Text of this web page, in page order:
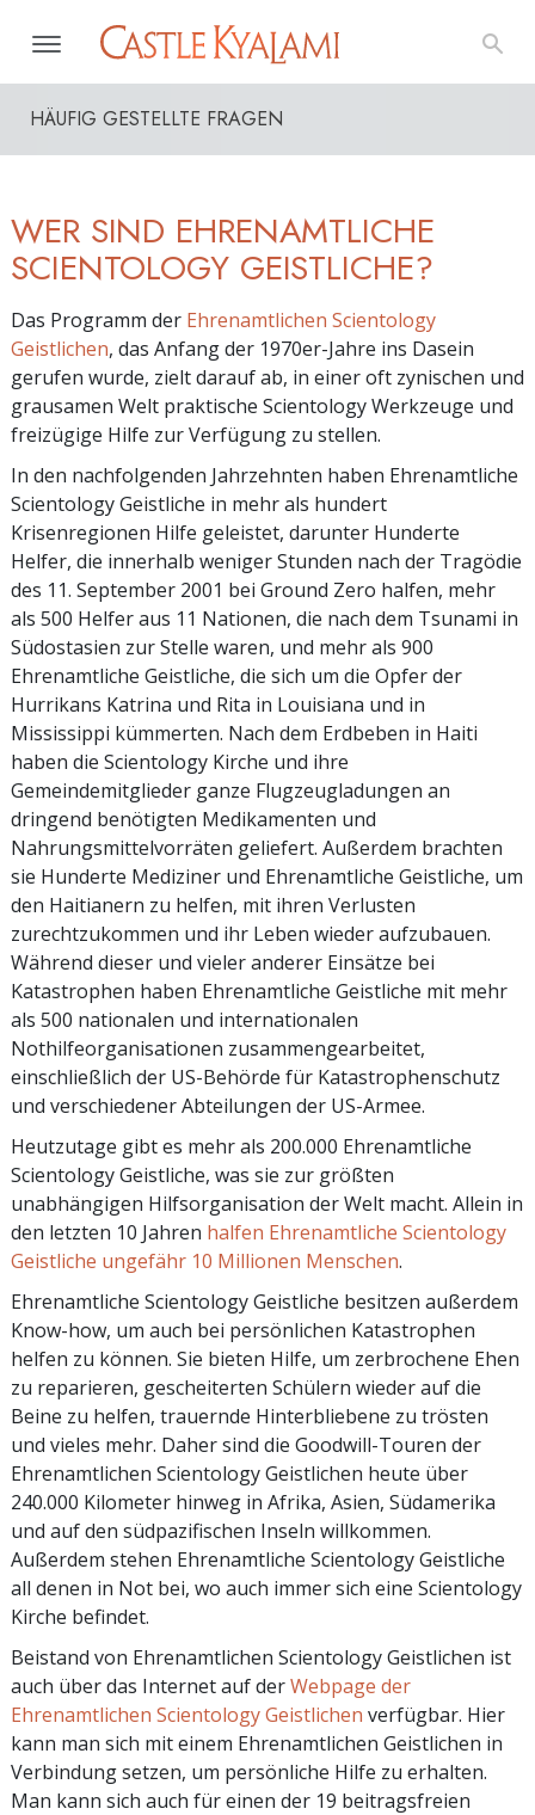
HÄUFIG GESTELLTE FRAGEN
WER SIND EHRENAMTLICHE
SCIENTOLOGY GEISTLICHE?
Das Programm der Ehrenamtlichen Scientology
Geistlichen, das Anfang der 1970er-Jahre ins Dasein
gerufen wurde, zielt darauf ab, in einer oft zynischen und
grausamen Welt praktische Scientology Werkzeuge und
freizügige Hilfe zur Verfügung zu stellen.
In den nachfolgenden Jahrzehnten haben Ehrenamtliche
Scientology Geistliche in mehr als hundert
Krisenregionen Hilfe geleistet, darunter Hunderte
Helfer, die innerhalb weniger Stunden nach der Tragödie
des 11. September 2001 bei Ground Zero halfen, mehr
als 500 Helfer aus 11 Nationen, die nach dem Tsunami in
Südostasien zur Stelle waren, und mehr als 900
Ehrenamtliche Geistliche, die sich um die Opfer der
Hurrikans Katrina und Rita in Louisiana und in
Mississippi kümmerten. Nach dem Erdbeben in Haiti
haben die Scientology Kirche und ihre
Gemeindemitglieder ganze Flugzeugladungen an
dringend benötigten Medikamenten und
Nahrungsmittelvorräten geliefert. Außerdem brachten
sie Hunderte Mediziner und Ehrenamtliche Geistliche, um
den Haitianern zu helfen, mit ihren Verlusten
zurechtzukommen und ihr Leben wieder aufzubauen.
Während dieser und vieler anderer Einsätze bei
Katastrophen haben Ehrenamtliche Geistliche mit mehr
als 500 nationalen und internationalen
Nothilfeorganisationen zusammengearbeitet,
einschließlich der US-Behörde für Katastrophenschutz
und verschiedener Abteilungen der US-Armee.
Heutzutage gibt es mehr als 200.000 Ehrenamtliche
Scientology Geistliche, was sie zur größten
unabhängigen Hilfsorganisation der Welt macht. Allein in
den letzten 10 Jahren halfen Ehrenamtliche Scientology
Geistliche ungefähr 10 Millionen Menschen.
Ehrenamtliche Scientology Geistliche besitzen außerdem
Know-how, um auch bei persönlichen Katastrophen
helfen zu können. Sie bieten Hilfe, um zerbrochene Ehen
zu reparieren, gescheiterten Schülern wieder auf die
Beine zu helfen, trauernde Hinterbliebene zu trösten
und vieles mehr. Daher sind die Goodwill-Touren der
Ehrenamtlichen Scientology Geistlichen heute über
240.000 Kilometer hinweg in Afrika, Asien, Südamerika
und auf den südpazifischen Inseln willkommen.
Außerdem stehen Ehrenamtliche Scientology Geistliche
all denen in Not bei, wo auch immer sich eine Scientology
Kirche befindet.
Beistand von Ehrenamtlichen Scientology Geistlichen ist
auch über das Internet auf derWebpage der
Ehrenamtlichen Scientology Geistlichen verfügbar. Hier
kann man sich mit einem Ehrenamtlichen Geistlichen in
Verbindung setzen, um persönliche Hilfe zu erhalten.
Man kann sich auch für einen der 19 beitragsfreien